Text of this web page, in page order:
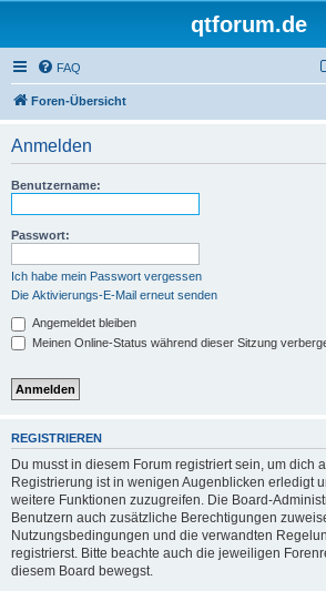
qtforum.de
FAQ
Foren-Übersicht
Anmelden
Benutzername:
Passwort:
Ich habe mein Passwort vergessen
Die Aktivierungs-E-Mail erneut senden
Angemeldet bleiben
Meinen Online-Status während dieser Sitzung
REGISTRIEREN
Du musst in diesem Forum registriert sein, um dich
Registrierung ist in wenigen Augenblicken erledigt
weitere Funktionen zuzugreifen. Die Board-
Benutzern auch zusätzliche Berechtigungen
Nutzungsbedingungen und die verwandten
registrierst. Bitte beachte auch die jeweiligen
diesem Board bewegst.